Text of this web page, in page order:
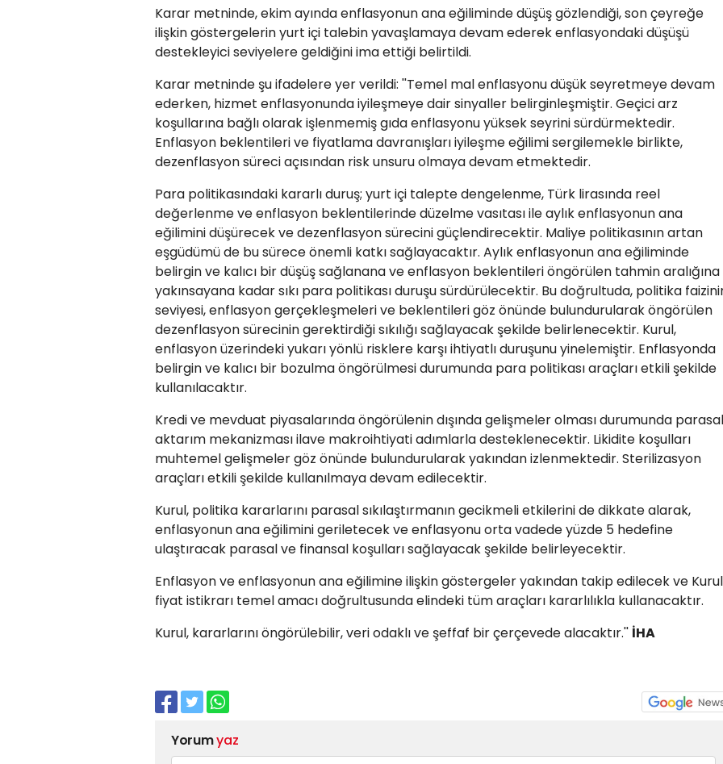
Karar metninde, ekim ayında enflasyonun ana eğiliminde düşüş gözlendiği, son çeyreğe
ilişkin göstergelerin yurt içi talebin yavaşlamaya devam ederek enflasyondaki düşüşü
destekleyici seviyelere geldiğini ima ettiği belirtildi.
Karar metninde şu ifadelere yer verildi: ''Temel mal enflasyonu düşük seyretmeye devam
ederken, hizmet enflasyonunda iyileşmeye dair sinyaller belirginleşmiştir. Geçici arz
koşullarına bağlı olarak işlenmemiş gıda enflasyonu yüksek seyrini sürdürmektedir.
Enflasyon beklentileri ve fiyatlama davranışları iyileşme eğilimi sergilemekle birlikte,
dezenflasyon süreci açısından risk unsuru olmaya devam etmektedir.
Para politikasındaki kararlı duruş; yurt içi talepte dengelenme, Türk lirasında reel
değerlenme ve enflasyon beklentilerinde düzelme vasıtası ile aylık enflasyonun ana
eğilimini düşürecek ve dezenflasyon sürecini güçlendirecektir. Maliye politikasının artan
eşgüdümü de bu sürece önemli katkı sağlayacaktır. Aylık enflasyonun ana eğiliminde
belirgin ve kalıcı bir düşüş sağlanana ve enflasyon beklentileri öngörülen tahmin aralığına
yakınsayana kadar sıkı para politikası duruşu sürdürülecektir. Bu doğrultuda, politika
seviyesi, enflasyon gerçekleşmeleri ve beklentileri göz önünde bulundurularak öngörülen
dezenflasyon sürecinin gerektirdiği sıkılığı sağlayacak şekilde belirlenecektir. Kurul,
enflasyon üzerindeki yukarı yönlü risklere karşı ihtiyatlı duruşunu yinelemiştir. Enflasyonda
belirgin ve kalıcı bir bozulma öngörülmesi durumunda para politikası araçları etkili şekilde
kullanılacaktır.
Kredi ve mevduat piyasalarında öngörülenin dışında gelişmeler olması durumunda parasal
aktarım mekanizması ilave makroihtiyati adımlarla desteklenecektir. Likidite koşulları
muhtemel gelişmeler göz önünde bulundurularak yakından izlenmektedir. Sterilizasyon
araçları etkili şekilde kullanılmaya devam edilecektir.
Kurul, politika kararlarını parasal sıkılaştırmanın gecikmeli etkilerini de dikkate alarak,
enflasyonun ana eğilimini geriletecek ve enflasyonu orta vadede yüzde 5 hedefine
ulaştıracak parasal ve finansal koşulları sağlayacak şekilde belirleyecektir.
Enflasyon ve enflasyonun ana eğilimine ilişkin göstergeler yakından takip edilecek ve
fiyat istikrarı temel amacı doğrultusunda elindeki tüm araçları kararlılıkla kullanacaktır.
Kurul, kararlarını öngörülebilir, veri odaklı ve şeffaf bir çerçevede alacaktır.'' İHA
Yorumyaz